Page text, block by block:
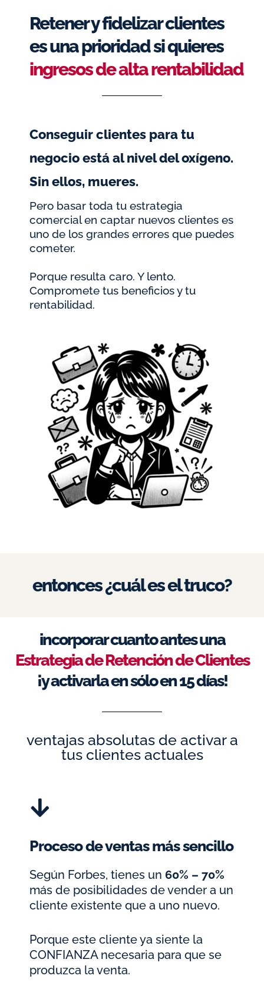
contenido
Retener y fidelizar clientes
es una prioridad si quieres
ingresos de alta rentabilidad
Conseguir clientes para tu
negocio está al nivel del oxígeno.
Sin ellos, mueres.
Pero basar toda tu estrategia
comercial en captar nuevos clientes es
uno de los grandes errores que puedes
cometer.
Porque resulta caro. Y lento.
Compromete tus beneficios y tu
rentabilidad.
entonces ¿cuál es el truco?
incorporar cuanto antes una
Estrategia de Retención de Clientes
¡y activarla en sólo en 15 días!
ventajas absolutas de activar a
tus clientes actuales
Proceso de ventas más sencillo
Según Forbes, tienes un 60% – 70%
más de posibilidades de vender a un
cliente existente que a uno nuevo.
Porque este cliente ya siente la
CONFIANZA necesaria para que se
produzca la venta.